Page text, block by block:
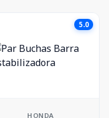
5.0
HONDA